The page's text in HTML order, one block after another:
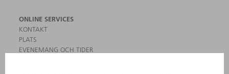
ONLINE SERVICES
KONTAKT
PLATS
EVENEMANG OCH TIDER